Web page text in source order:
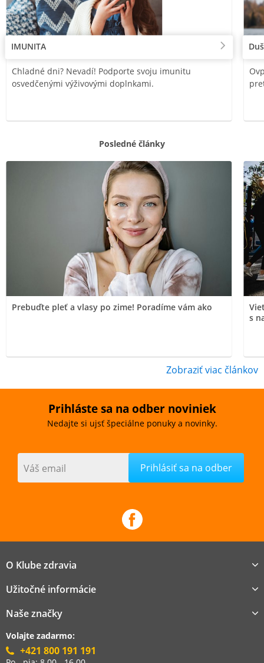
IMUNITA
Chladné dni? Nevadí! Podporte svoju imunitu
osvedčenými výživovými doplnkami.
Posledné články
Prebuďte pleť a vlasy po zime! Poradíme vám ako
s
Zobraziť viac článkov
Prihláste sa na odber noviniek
Nedajte si ujsť špeciálne ponuky a novinky.
Váš email
O Klube zdravia
Užitočné informácie
Naše značky
Volajte zadarmo:
+421 800 191 191